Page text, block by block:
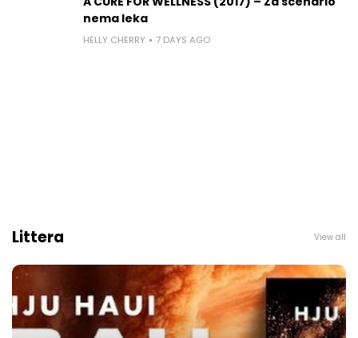
nema leka
HELLY CHERRY 7 DAYS AGO
Littera View all